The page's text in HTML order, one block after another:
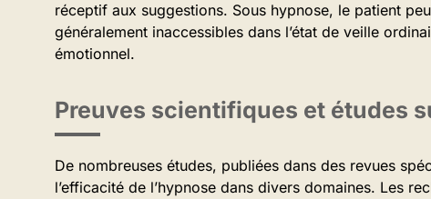
réceptif aux suggestions. Sous hypnose, le patient
généralement inaccessibles dans l’état de veille
émotionnel.
Preuves scientifiques et études
De nombreuses études, publiées dans des revues
l’efficacité de l’hypnose dans divers domaines. Les